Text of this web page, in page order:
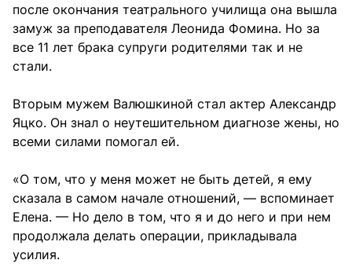
после окончания театрального училища она вышла
замуж за преподавателя Леонида Фомина. Но за
все 11 лет брака супруги родителями так и не
стали.
Вторым мужем Валюшкиной стал актер Александр
Яцко. Он знал о неутешительном диагнозе жены, но
всеми силами помогал ей.
«О том, что у меня может не быть детей, я ему
сказала в самом начале отношений, — вспоминает
Елена. — Но дело в том, что я и до него и при нем
продолжала делать операции, прикладывала
усилия.